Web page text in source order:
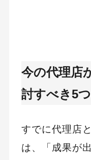
今の代理店
討すべき5
すでに代理店
は、「成果が